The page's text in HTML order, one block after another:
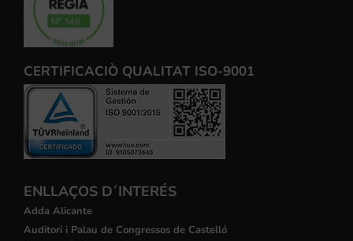
CERTIFICACIÒ QUALITAT ISO-9001
ENLLAÇOS D´INTERÉS
Adda Alicante
Auditori i Palau de Congressos de Castelló